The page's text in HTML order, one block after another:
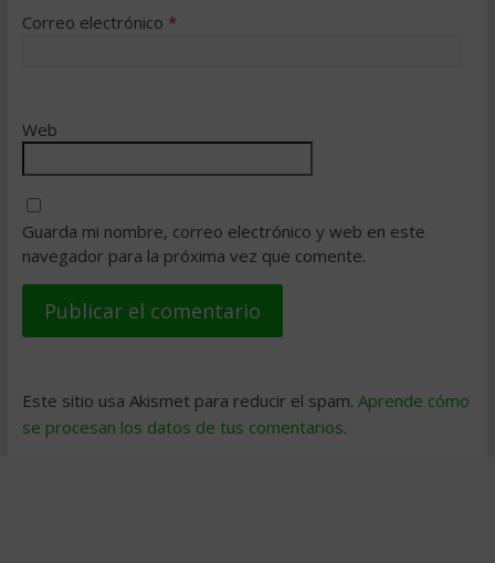
Correo electrónico *
Web
Guarda mi nombre, correo electrónico y web en este
navegador para la próxima vez que comente.
Este sitio usa Akismet para reducir el spam. Aprende cómo
se procesan los datos de tus comentarios.